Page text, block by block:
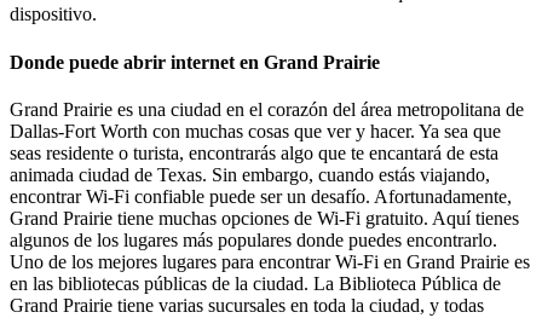
dispositivo.
Donde puede abrir internet en Grand Prairie
Grand Prairie es una ciudad en el corazón del área metropolitana de
Dallas-Fort Worth con muchas cosas que ver y hacer. Ya sea que
seas residente o turista, encontrarás algo que te encantará de esta
animada ciudad de Texas. Sin embargo, cuando estás viajando,
encontrar Wi-Fi confiable puede ser un desafío. Afortunadamente,
Grand Prairie tiene muchas opciones de Wi-Fi gratuito. Aquí tienes
algunos de los lugares más populares donde puedes encontrarlo.
Uno de los mejores lugares para encontrar Wi-Fi en Grand Prairie es
en las bibliotecas públicas de la ciudad. La Biblioteca Pública de
Grand Prairie tiene varias sucursales en toda la ciudad, y todas